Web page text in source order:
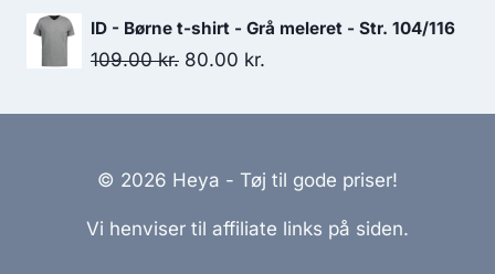
price
was:
price
is:
ID - Børne t-shirt - Grå meleret - Str. 104/116
109.00kr. Original
80.00 kr.
© 2026 Heya - Tøj til gode priser!
Vi henviser til affiliate links på siden.